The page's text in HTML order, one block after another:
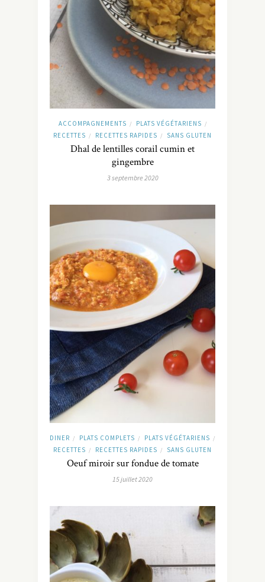
ACCOMPAGNEMENTS / PLATS VÉGÉTARIENS /
RECETTES / RECETTES RAPIDES / SANS GLUTEN
Dhal de lentilles corail cumin et
gingembre
3 septembre 2020
DINER / PLATS COMPLETS / PLATS VÉGÉTARIENS /
RECETTES / RECETTES RAPIDES / SANS GLUTEN
Oeuf miroir sur fondue de tomate
15 juillet 2020